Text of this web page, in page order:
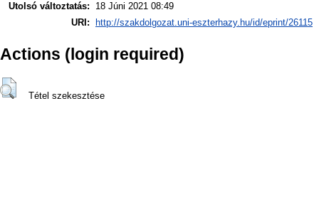
Utolsó változtatás:
18 Júni 2021 08:49
URI:
http://szakdolgozat.uni-eszterhazy.hu/id/eprint/26115
Actions (login required)
Tétel szekesztése